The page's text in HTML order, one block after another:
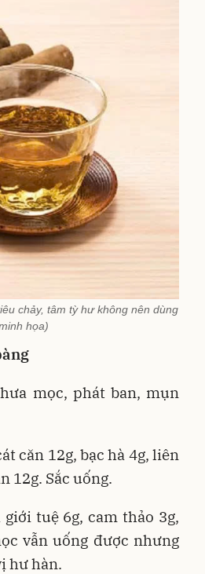
chảy, tâm tỳ hư không nên dùng
họa)
mọc, phát ban, mụn
căn 12g, bạc hà 4g, liên
12g. Sắc uống.
tuệ 6g, cam thảo 3g,
vẫn uống được nhưng
hư hàn.